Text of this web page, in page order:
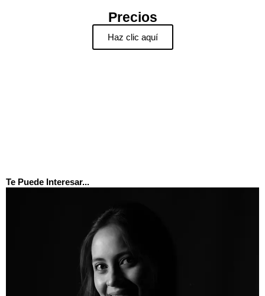
Precios
Haz clic aquí
Te Puede Interesar...